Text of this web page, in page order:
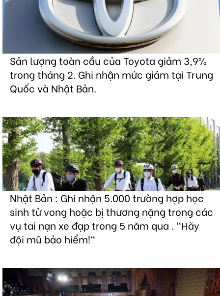
Sản lượng toàn cầu của Toyota giảm 3,9%
trong tháng 2. Ghi nhận mức giảm tại Trung
Quốc và Nhật Bản.
Nhật Bản : Ghi nhận 5.000 trường hợp học
sinh tử vong hoặc bị thương nặng trong các
vụ tai nạn xe đạp trong 5 năm qua . "Hãy
đội mũ bảo hiểm!"